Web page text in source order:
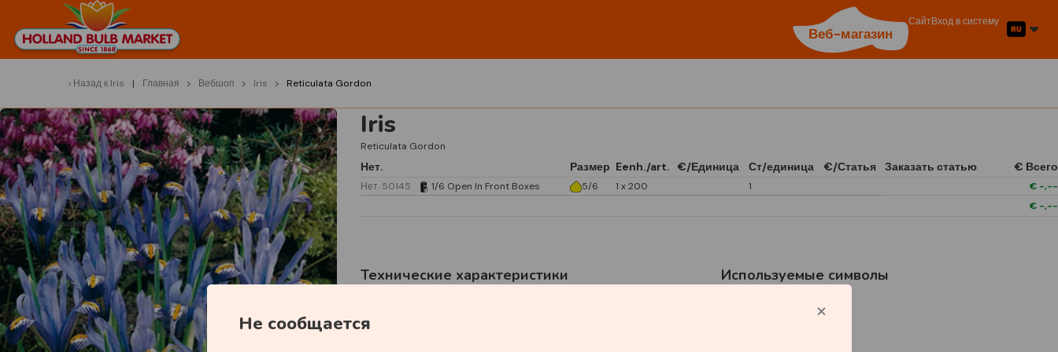
Веб-магазин
СайтВход в систему
Не сообщается
Назад к Iris Главная Вебшоп Iris Reticulata Gordon
Iris
Reticulata Gordon
Нет. Размер Eenh./art. €/Единица Ст/единица €/Статья Заказать статью € Всего
Нет. 50145 1/6 Open In Front Boxes 5/6 1 x 200 1 € -,--
€ -,--
Технические характеристики
Аромат
Используемые символы
1/6 Open In Front